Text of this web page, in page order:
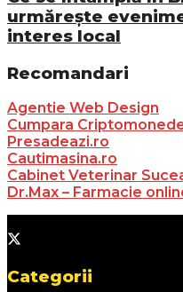
urmărește
interes local
Recomandari
Agentie Web Design
Cumpara
Presadeazi.ro
Cautimasina.ro
Cabinet Veterinar
Dr.Max – Farmacie
Categorii